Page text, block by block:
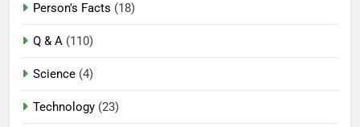
Person's Facts (18)
Q & A (110)
Science (4)
Technology (23)